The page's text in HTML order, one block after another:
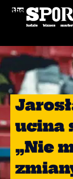
ucina
„Nie